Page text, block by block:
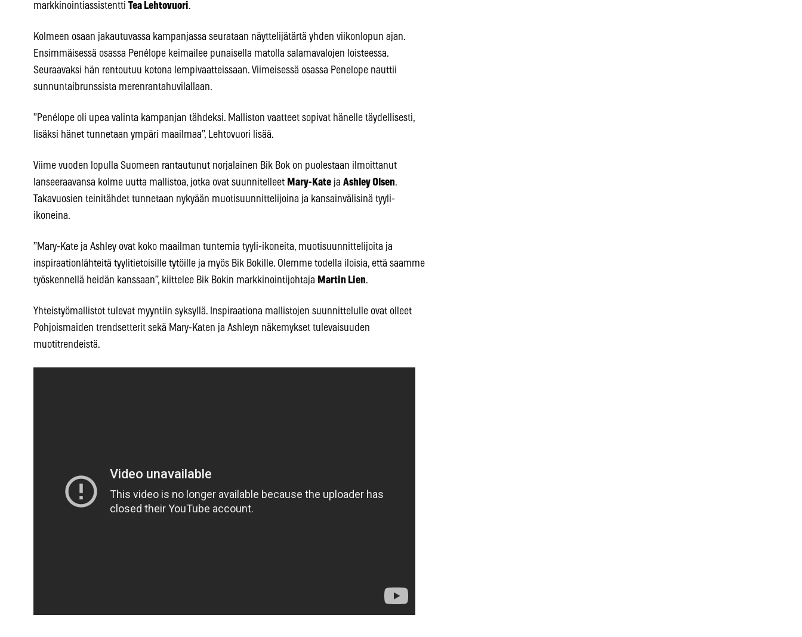
markkinointiassistentti Tea Lehtovuori.
Kolmeen osaan jakautuvassa kampanjassa seurataan näyttelijätärtä yhden viikonlopun ajan.
Ensimmäisessä osassa Penélope keimailee punaisella matolla salamavalojen loisteessa.
Seuraavaksi hän rentoutuu kotona lempivaatteissaan. Viimeisessä osassa Penelope nauttii
sunnuntaibrunssista merenrantahuvilallaan.
”Penélope oli upea valinta kampanjan tähdeksi. Malliston vaatteet sopivat hänelle täydellisesti,
lisäksi hänet tunnetaan ympäri maailmaa”, Lehtovuori lisää.
Viime vuoden lopulla Suomeen rantautunut norjalainen Bik Bok on puolestaan ilmoittanut
lanseeraavansa kolme uutta mallistoa, jotka ovat suunnitelleet Mary-Kate ja Ashley Olsen.
Takavuosien teinitähdet tunnetaan nykyään muotisuunnittelijoina ja kansainvälisinä tyyli-
ikoneina.
”Mary-Kate ja Ashley ovat koko maailman tuntemia tyyli-ikoneita, muotisuunnittelijoita ja
inspiraationlähteitä tyylitietoisille tytöille ja myös Bik Bokille. Olemme todella iloisia, että saamme
työskennellä heidän kanssaan”, kiittelee Bik Bokin markkinointijohtaja Martin Lien.
Yhteistyömallistot tulevat myyntiin syksyllä. Inspiraationa mallistojen suunnittelulle ovat olleet
Pohjoismaiden trendsetterit sekä Mary-Katen ja Ashleyn näkemykset tulevaisuuden
muotitrendeistä.